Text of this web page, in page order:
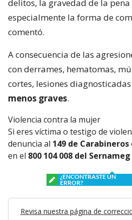
delitos, la gravedad de la
especialmente la forma de
comentó.
A consecuencia de las
con derrames, hematomas,
cortes, lesiones
menos graves.
Violencia contra la mujer
Si eres víctima o testigo de
denuncia al 149 de Carabineros
en el 800 104 008 del Sernameg
¿ENCONTRASTE UN
ERROR?
Revisa nuestra página de